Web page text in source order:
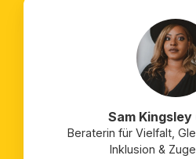
Sam
Beraterin für Vielfalt,
Inklusion &